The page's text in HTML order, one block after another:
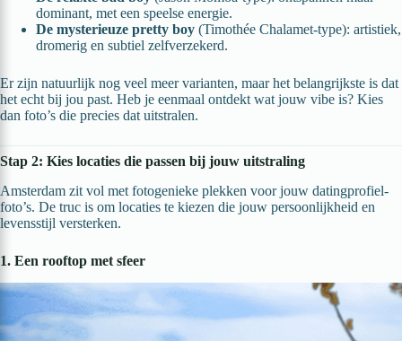
dominant, met een speelse energie.
De mysterieuze pretty boy (Timothée Chalamet-type): artistiek,
dromerig en subtiel zelfverzekerd.
Er zijn natuurlijk nog veel meer varianten, maar het belangrijkste is dat
het echt bij jou past. Heb je eenmaal ontdekt wat jouw vibe is? Kies
dan foto’s die precies dat uitstralen.
Stap 2: Kies locaties die passen bij jouw uitstraling
Amsterdam zit vol met fotogenieke plekken voor jouw datingprofiel-
foto’s. De truc is om locaties te kiezen die jouw persoonlijkheid en
levensstijl versterken.
1. Een rooftop met sfeer